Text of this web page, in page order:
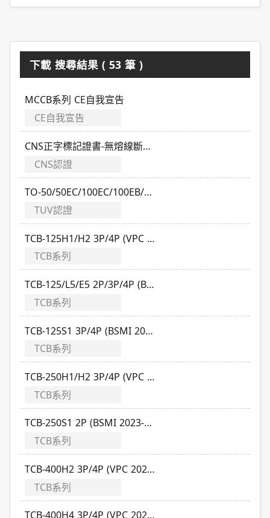
下載 搜尋結果 ( 53 筆 )
MCCB系列 CE自我宣告
CE自我宣告
CNS正字標記證書-無熔線斷路器(適用標準CNS 14816-2)
CNS認證
TO-50/50EC/100EC/100EB/225E TUV證書
TUV認證
TCB-125H1/H2 3P/4P (VPC 2024-2027)
TCB系列
TCB-125/L5/E5 2P/3P/4P (BSMI 2026-2029)
TCB系列
TCB-125S1 3P/4P (BSMI 2026-2029)
TCB系列
TCB-250H1/H2 3P/4P (VPC 2024-2027)
TCB系列
TCB-250S1 2P (BSMI 2023-2026)
TCB系列
TCB-400H2 3P/4P (VPC 2026-2029)
TCB系列
TCB-400H4 3P/4P (VPC 2026-2029)